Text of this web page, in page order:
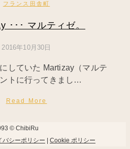
フランス田舎町
･･･ マルティゼ。
2016年10月30日
していた Martizay（マルテ
トに行ってきまし…
Read More
© ChibiRu
バシーポリシー Cookie ポリシー